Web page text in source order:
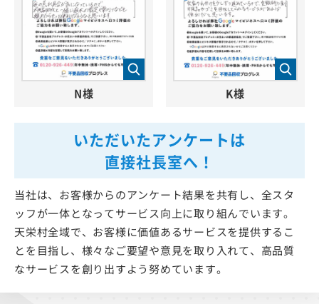
いただいたアンケートは
直接社長室へ！
当社は、お客様からのアンケート結果を共有し、全スタ
ッフが一体となってサービス向上に取り組んでいます。
天栄村全域で、お客様に価値あるサービスを提供するこ
とを目指し、様々なご要望や意見を取り入れて、高品質
なサービスを創り出すよう努めています。
N様 K様